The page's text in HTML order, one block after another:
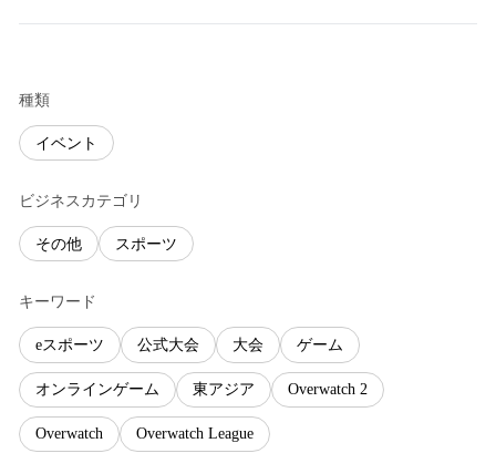
種類
イベント
ビジネスカテゴリ
その他 スポーツ
キーワード
eスポーツ 公式大会 大会 ゲーム
オンラインゲーム 東アジア Overwatch 2
Overwatch Overwatch League